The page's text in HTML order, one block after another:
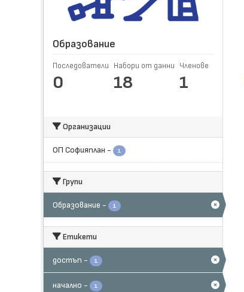
Образование
Последователи
0
Набори от данни
18
Членове
1
Организации
ОП Софияплан - 1
Групи
Образование - 1
Етикети
достъп - 1
начално - 1